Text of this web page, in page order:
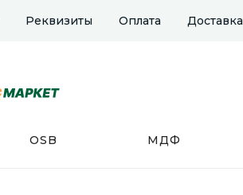
Реквизиты Оплата Доставка
OSB МДФ